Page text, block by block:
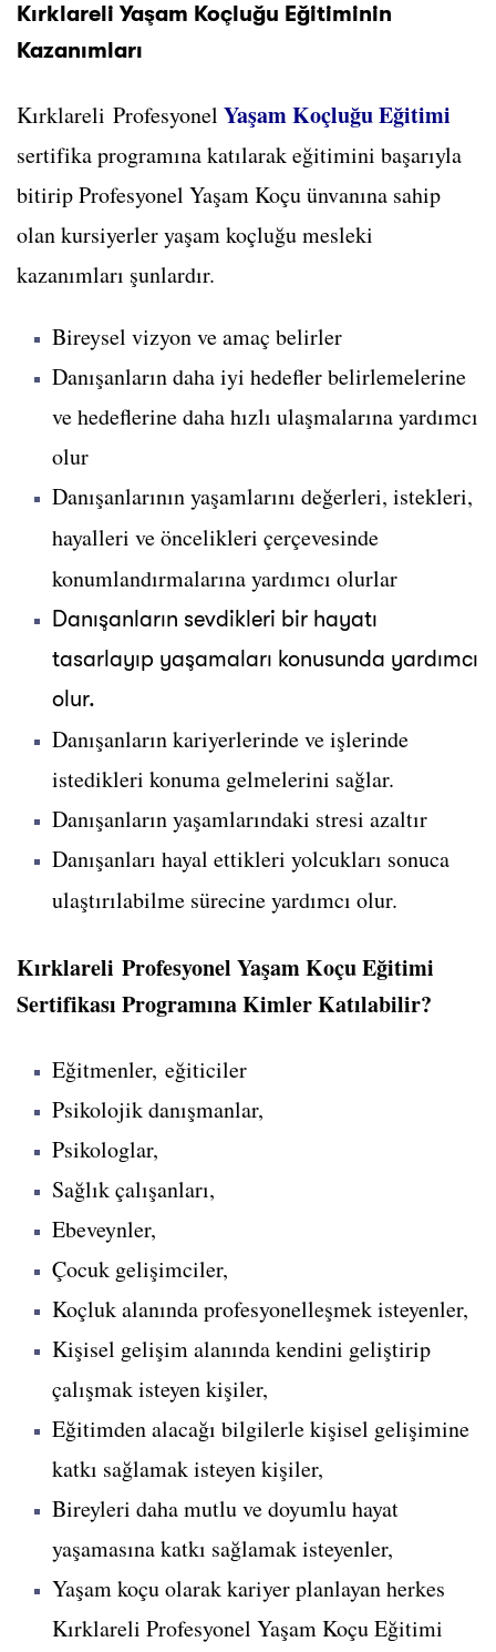
Kırklareli Yaşam Koçluğu Eğitiminin
Kazanımları
Kırklareli Profesyonel Yaşam Koçluğu Eğitimi
sertifika programına katılarak eğitimini başarıyla
bitirip Profesyonel Yaşam Koçu ünvanına sahip
olan kursiyerler yaşam koçluğu mesleki
kazanımları şunlardır.
Bireysel vizyon ve amaç belirler
Danışanların daha iyi hedefler belirlemelerine
ve hedeflerine daha hızlı ulaşmalarına yardımcı
olur
Danışanlarının yaşamlarını değerleri, istekleri,
hayalleri ve öncelikleri çerçevesinde
konumlandırmalarına yardımcı olurlar
Danışanların sevdikleri bir hayatı
tasarlayıp yaşamaları konusunda yardımcı
olur.
Danışanların kariyerlerinde ve işlerinde
istedikleri konuma gelmelerini sağlar.
Danışanların yaşamlarındaki stresi azaltır
Danışanları hayal ettikleri yolcukları sonuca
ulaştırılabilme sürecine yardımcı olur.
Kırklareli Profesyonel Yaşam Koçu Eğitimi
Sertifikası Programına Kimler Katılabilir?
Eğitmenler, eğiticiler
Psikolojik danışmanlar,
Psikologlar,
Sağlık çalışanları,
Ebeveynler,
Çocuk gelişimciler,
Koçluk alanında profesyonelleşmek isteyenler,
Kişisel gelişim alanında kendini geliştirip
çalışmak isteyen kişiler,
Eğitimden alacağı bilgilerle kişisel gelişimine
katkı sağlamak isteyen kişiler,
Bireyleri daha mutlu ve doyumlu hayat
yaşamasına katkı sağlamak isteyenler,
Yaşam koçu olarak kariyer planlayan herkes
Kırklareli Profesyonel Yaşam Koçu Eğitimi